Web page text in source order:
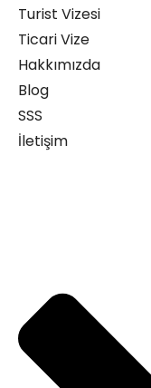
Turist Vizesi
Ticari Vize
Hakkımızda
Blog
SSS
İletişim